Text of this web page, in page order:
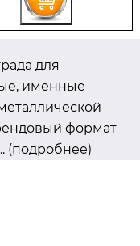
для
именные
формат
(подробнее)